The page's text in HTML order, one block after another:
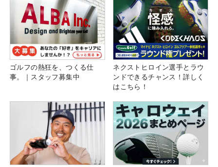
ゴルフの熱狂を、つくる仕
事。｜スタッフ募集中
ネクストヒロイン選手とラウ
ンドできるチャンス！詳しく
はこちら！